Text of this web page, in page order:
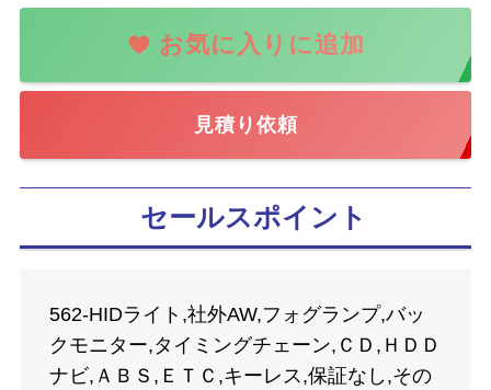
見積り依頼
セールスポイント
562-HIDライト,社外AW,フォグランプ,バッ
クモニター,タイミングチェーン,ＣＤ,ＨＤＤ
ナビ,ＡＢＳ,ＥＴＣ,キーレス,保証なし,その